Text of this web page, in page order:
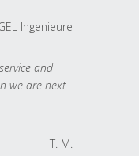
Ingenieure
and
we are next
T. M.